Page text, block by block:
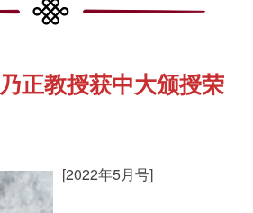
正教授获中大颁授荣
[2022年5月号]